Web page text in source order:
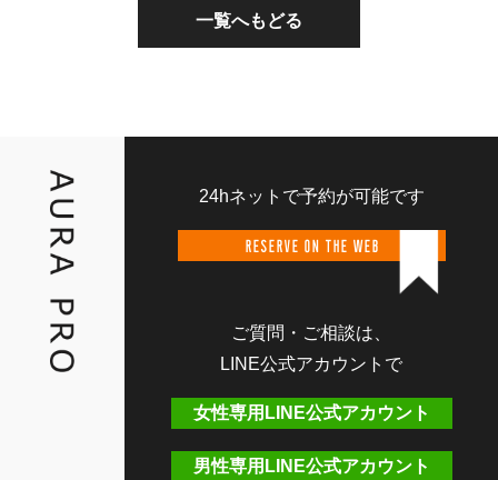
一覧へもどる
24hネットで予約が可能です
RESERVE ON THE WEB
ご質問・ご相談は、
LINE公式アカウントで
女性専用LINE公式アカウント
男性専用LINE公式アカウント